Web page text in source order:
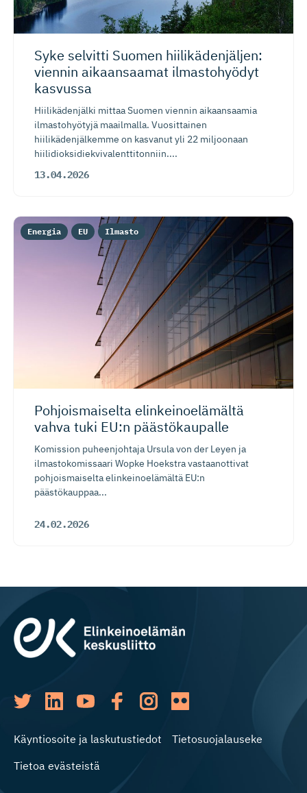
Syke selvitti Suomen hiilikäden­jäljen:
viennin aikaansaamat ilmastohyödyt
kasvussa
Hiilikädenjälki mittaa Suomen viennin aikaansaamia
ilmastohyötyjä maailmalla. Vuosittainen
hiilikädenjälkemme on kasvanut yli 22 miljoonaan
hiilidioksidiekvivalenttitonniin....
13.04.2026
Pohjoismaiselta elinkeinoe­lämältä
vahva tuki EU:n päästökaupalle
Komission puheenjohtaja Ursula von der Leyen ja
ilmastokomissaari Wopke Hoekstra vastaanottivat
pohjoismaiselta elinkeinoelämältä EU:n
päästökauppaa...
24.02.2026
Energia EU Ilmasto
Käyntiosoite ja laskutustiedot
Tietosuojalauseke
Tietoa evästeistä